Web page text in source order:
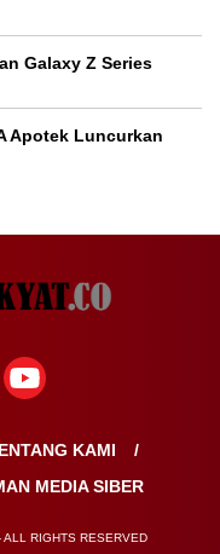
Galaxy Z Series
Apotek Luncurkan
KAMI
MEDIA SIBER
RIGHTS RESERVED